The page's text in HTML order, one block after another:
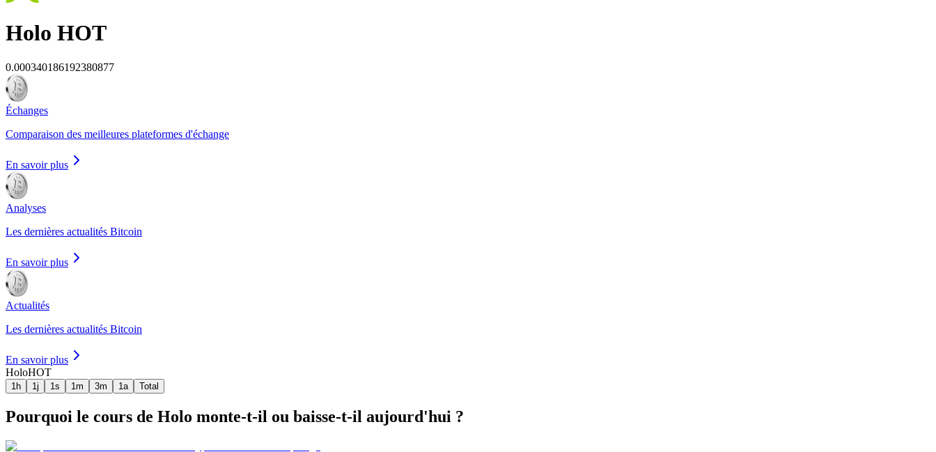
Holo HOT
0.000340186192380877
Échanges
Comparaison des meilleures plateformes d'échange
En savoir plus
Analyses
Les dernières actualités Bitcoin
En savoir plus
Actualités
Les dernières actualités Bitcoin
En savoir plus
HoloHOT
1h 1j 1s 1m 3m 1a Total
Pourquoi le cours de Holo monte-t-il ou baisse-t-il aujourd'hui ?